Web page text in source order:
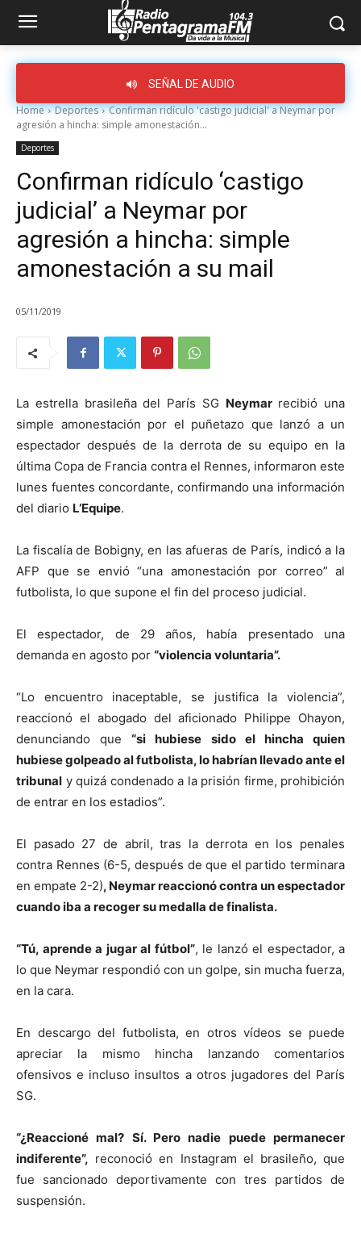
SEÑAL DE AUDIO
Home Deportes
Confirman ridículo 'castigo judicial' a Neymar por
agresión a hincha: simple amonestación...
Deportes
Confirman ridículo ‘castigo
judicial’ a Neymar por
agresión a hincha: simple
amonestación a su mail
05/11/2019
La estrella brasileña del París SG Neymarrecibió una
simple amonestación por el puñetazo que lanzó a un
espectador después de la derrota de su equipo en la
última Copa de Francia contra el Rennes, informaron este
lunes fuentes concordante, confirmando una información
del diario L’Equipe.
La fiscalía de Bobigny, en las afueras de París, indicó a la
AFP que se envió “una amonestación por correo” al
futbolista, lo que supone el fin del proceso judicial.
El espectador, de 29 años, había presentado una
demanda en agosto por “violencia voluntaria”.
“Lo encuentro inaceptable, se justifica la violencia”,
reaccionó el abogado del aficionado Philippe Ohayon,
denunciando que“si hubiese sido el hincha quien
hubiese golpeado al futbolista, lo habrían llevado ante el
tribunal y quizá condenado a la prisión firme, prohibición
de entrar en los estadios”.
El pasado 27 de abril, tras la derrota en los penales
contra Rennes (6-5, después de que el partido terminara
en empate 2-2), Neymar reaccionó contra un espectador
cuando iba a recoger su medalla de finalista.
“Tú, aprende a jugar al fútbol”, le lanzó el espectador, a
lo que Neymar respondió con un golpe, sin mucha fuerza,
en la cara.
En descargo del futbolista, en otros vídeos se puede
apreciar la mismo hincha lanzando comentarios
ofensivos e incluso insultos a otros jugadores del París
SG.
“¿Reaccioné mal? Sí. Pero nadie puede permanecer
indiferente”, reconoció en Instagram el brasileño, que
fue sancionado deportivamente con tres partidos de
suspensión.